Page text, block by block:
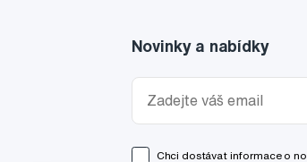
Novinky a nabídky
Chci dostávat informace o